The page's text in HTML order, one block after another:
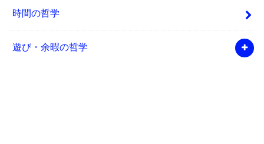
時間の哲学
遊び・余暇の哲学